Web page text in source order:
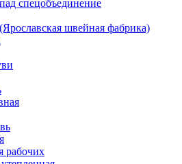
спецобъединение
швейная фабрика)
рабочих